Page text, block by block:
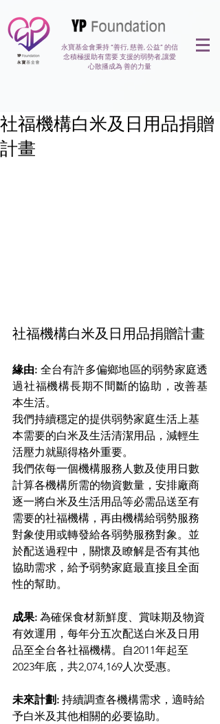
永寶基金會秉持 “善行, 慈善, 公益” 的信
念積極援助有需要 支援的弱勢者,讓愛
心散播成為 善的力量
社福機構白米及日用品捐贈
計畫
社福機構白米及日用品捐贈計畫
緣由: 全台有許多偏鄉地區的弱勢家庭透
過社福機構長期不間斷的協助，改善基
本生活。
我們持續穩定的提供弱勢家庭生活上基
本需要的白米及生活清潔用品，減輕生
活壓力就顯得格外重要。
我們依每一個機構服務人數及使用日數
計算各機構所需的物資數量，安排廠商
逐一將白米及生活用品等必需品送至有
需要的社福機構，再由機構給弱勢服務
對象使用或轉發給各弱勢服務對象。並
於配送過程中，關懷及瞭解是否有其他
協助需求，給予弱勢家庭最直接且全面
性的幫助。
成果: 為確保食材新鮮度、賞味期及物資
有效運用，每年分五次配送白米及日用
品至全台各社福機構。自2011年起至
2023年底，共2,074,169人次受惠。
未來計劃: 持續調查各機構需求，適時給
予白米及其他相關的必要協助。